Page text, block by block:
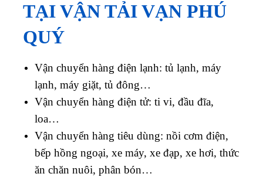
TẠI VẬN TẢI VẠN PHÚ
QUÝ
Vận chuyển hàng điện lạnh: tủ lạnh, máy
lạnh, máy giặt, tủ đông…
Vận chuyển hàng điện tử: ti vi, đầu đĩa,
loa…
Vận chuyển hàng tiêu dùng: nồi cơm điện,
bếp hồng ngoại, xe máy, xe đạp, xe hơi, thức
ăn chăn nuôi, phân bón…